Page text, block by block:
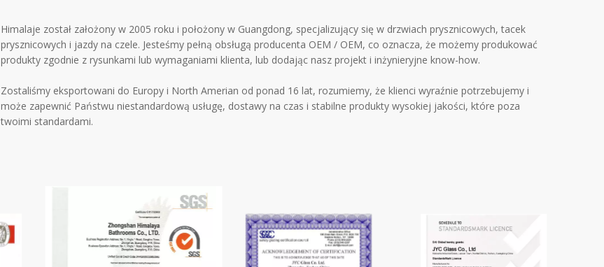
Himalaje został założony w 2005 roku i położony w Guangdong, specjalizujący się w drzwiach prysznicowych, tacek
prysznicowych i jazdy na czele. Jesteśmy pełną obsługą producenta OEM / OEM, co oznacza, że ​​możemy produkować
produkty zgodnie z rysunkami lub wymaganiami klienta, lub dodając nasz projekt i inżynieryjne know-how.
Zostaliśmy eksportowani do Europy i North Amerian od ponad 16 lat, rozumiemy, że klienci wyraźnie potrzebujemy i
może zapewnić Państwu niestandardową usługę, dostawy na czas i stabilne produkty wysokiej jakości, które poza
twoimi standardami.